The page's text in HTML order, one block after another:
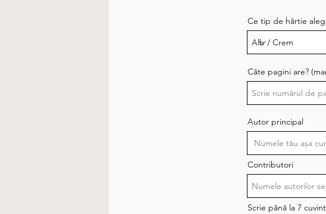
Ce tip de hârtie
Câte pagini are?
Autor principal
Contributori
Scrie până la 7